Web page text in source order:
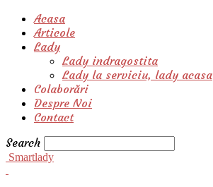
Acasa
Articole
Lady
Lady indragostita
Lady la serviciu, lady acasa
Colaborări
Despre Noi
Contact
Search
Smartlady